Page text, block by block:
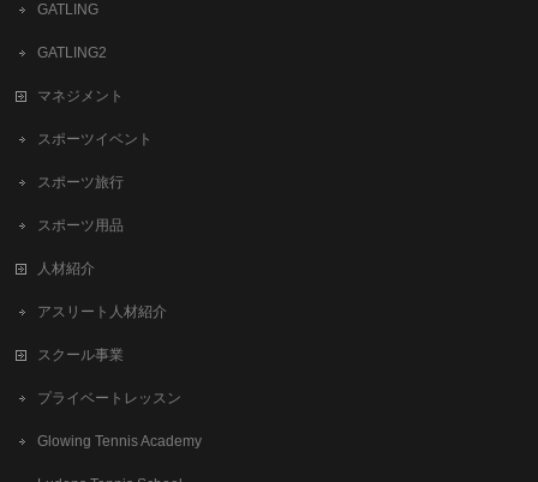
GATLING
GATLING2
マネジメント
スポーツイベント
スポーツ旅行
スポーツ用品
人材紹介
アスリート人材紹介
スクール事業
プライベートレッスン
Glowing Tennis Academy